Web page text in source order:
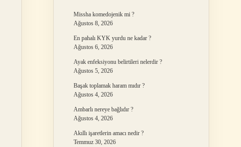
Missha komedojenik mi ?
Ağustos 8, 2026
En pahalı KYK yurdu ne kadar ?
Ağustos 6, 2026
Ayak enfeksiyonu belirtileri nelerdir ?
Ağustos 5, 2026
Başak toplamak haram mıdır ?
Ağustos 4, 2026
Ambarlı nereye bağlıdır ?
Ağustos 4, 2026
Akıllı işaretlerin amacı nedir ?
Temmuz 30, 2026